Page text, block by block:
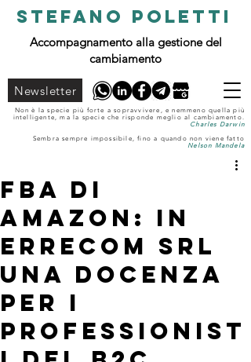
STEFANO POLETTI
Accompagnamento alla gestione del
cambiamento
Newsletter
Non è la specie più forte a sopravvivere, e nemmeno quella più
intelligente, ma la specie che risponde meglio al cambiamento.
Charles Darwin
Sembra sempre impossibile, fino a quando non viene fatto
Nelson Mandela
FBA di
Amazon: in
Errecom srl
una docenza
per i
professionist